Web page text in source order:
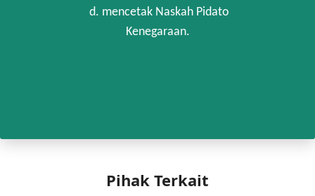
d. mencetak Naskah Pidato
Kenegaraan.
Pihak Terkait